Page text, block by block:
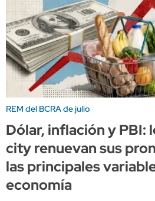
REM del BCRA de julio
Dólar, inflación y PBI:
city renuevan sus
las principales
economía